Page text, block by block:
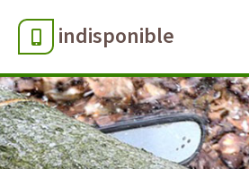
indisponible